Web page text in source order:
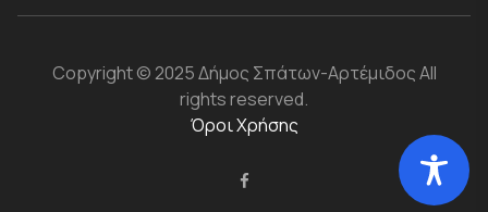
Copyright© 2025 Δήμος Σπάτων-ΑρτέμιδοςAll
rights reserved.
Όροι Χρήσης